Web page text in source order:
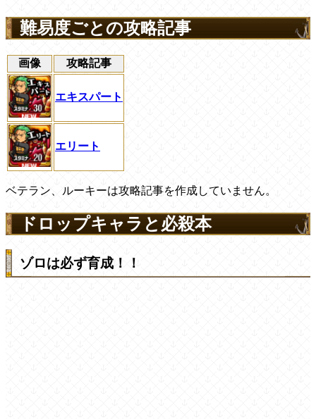
難易度ごとの攻略記事
画像 攻略記事
エキスパート
エリート
ベテラン、ルーキーは攻略記事を作成していません。
ドロップキャラと必殺本
ゾロは必ず育成！！